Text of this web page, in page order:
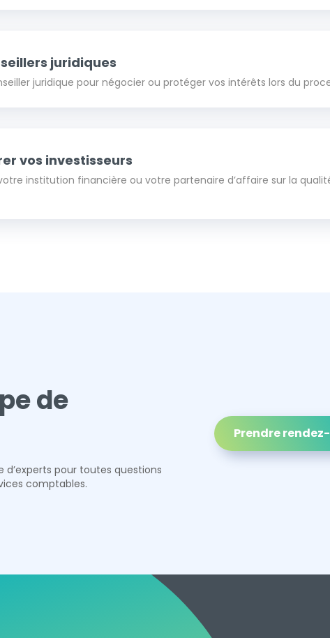
juridiques
juridique pour négocier ou protéger vos intérêts lors du
vos investisseurs
institution financière ou votre partenaire d’affaire sur la
de
d’experts pour toutes questions
comptables.
Prendre